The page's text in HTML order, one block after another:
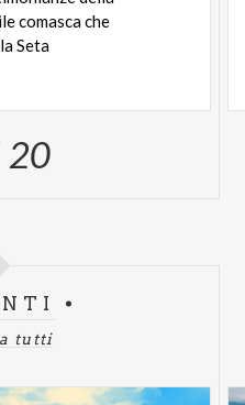
tradizione tessile
ideale per celebrare
comasca che
Seta
20
tutti